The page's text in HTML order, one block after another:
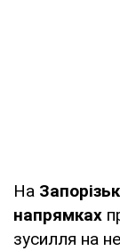
На
напрямках
зусилля на